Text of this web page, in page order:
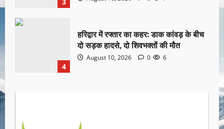
4
हरिद्वार में रफ्तार का कहर: डाक कांवड़ के बीच
दो सड़क हादसे, दो शिवभक्तों की मौत
August 10, 2026 0 6